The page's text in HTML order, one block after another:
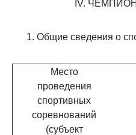
IV.
1. Общие сведения о
Место
проведения
спортивных
соревнований
(субъект